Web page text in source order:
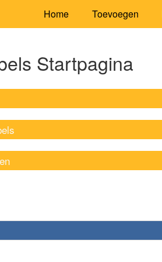
Home Toevoegen
Startpagina